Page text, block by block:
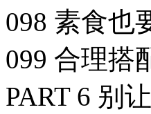
098 素食也
099 合理搭
PART 6 别